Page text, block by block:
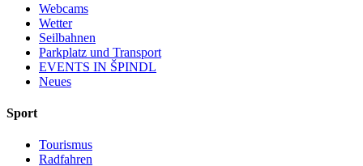
Webcams
Wetter
Seilbahnen
Parkplatz und Transport
EVENTS IN ŠPINDL
Neues
Sport
Tourismus
Radfahren